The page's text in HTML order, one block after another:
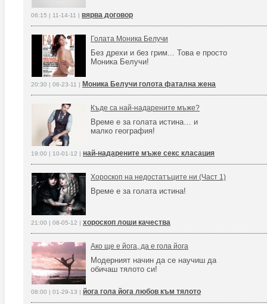
06:15 | 11-14-11 | вярва договор
Голата Моника Белучи
Без дрехи и без грим... Това е просто
Моника Белучи!
20:30 | 06-23-11 | Моника Белучи голота фатална жена
Къде са най-надарените мъже?
Време е за голата истина… и
малко география!
19:00 | 10-01-12 | най-надарените мъже секс класация
Хороскоп на недостатъците ни (Част 1)
Време е за голата истина!
21:00 | 08-05-12 | хороскоп лоши качества
Ако ще е йога, да е гола йога
Модерният начин да се научиш да
обичаш тялото си!
08:00 | 01-29-13 | йога гола йога любов към тялото